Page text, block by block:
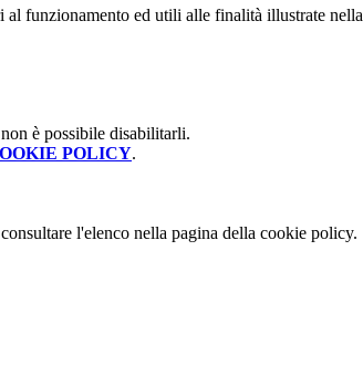
funzionamento ed utili alle finalità illustrate nella
è possibile disabilitarli.
POLICY.
l'elenco nella pagina della cookie policy.